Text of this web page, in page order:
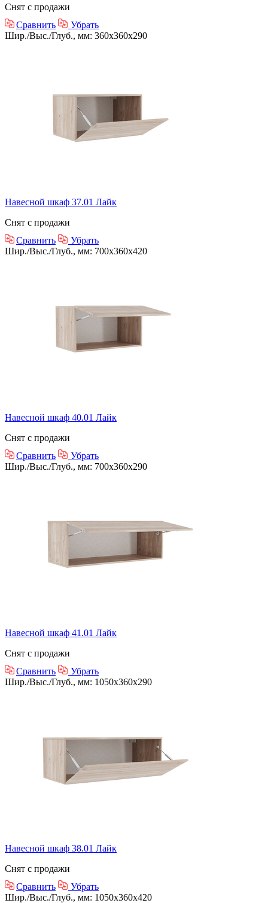
Снят с продажи
Сравнить
Убрать
Шир./Выс./Глуб., мм: 360x360x290
Навесной шкаф 37.01 Лайк
Снят с продажи
Сравнить
Убрать
Шир./Выс./Глуб., мм: 700x360x420
Навесной шкаф 40.01 Лайк
Снят с продажи
Сравнить
Убрать
Шир./Выс./Глуб., мм: 700x360x290
Навесной шкаф 41.01 Лайк
Снят с продажи
Сравнить
Убрать
Шир./Выс./Глуб., мм: 1050x360x290
Навесной шкаф 38.01 Лайк
Снят с продажи
Сравнить
Убрать
Шир./Выс./Глуб., мм: 1050x360x420